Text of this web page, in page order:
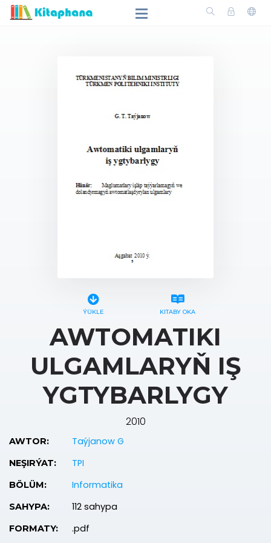
ÝÜKLE KITABY OKA
AWTOMATIKI
ULGAMLARYŇ IŞ
YGTYBARLYGY
2010
AWTOR: Taýjanow G
NEŞIRÝAT: TPI
BÖLÜM: Informatika
SAHYPA: 112 sahypa
FORMATY: .pdf